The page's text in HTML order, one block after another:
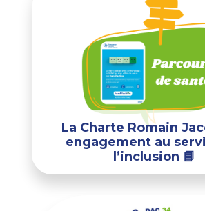
La Charte Romain
engagement au
l’inclusion 📘